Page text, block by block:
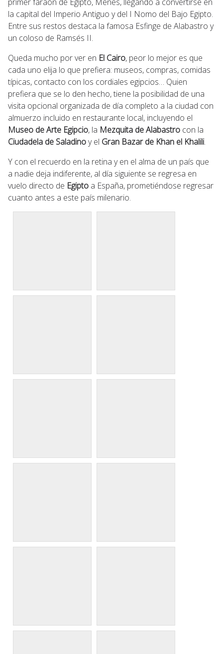
la capital del Imperio Antiguo y del I Nomo del Bajo Egipto.
Entre sus restos destaca la famosa Esfinge de Alabastro y
un coloso de Ramsés II.
Queda mucho por ver en El Cairo, peor lo mejor es que
cada uno elija lo que prefiera: museos, compras, comidas
típicas, contacto con los cordiales egipcios… Quien
prefiera que se lo den hecho, tiene la posibilidad de una
visita opcional organizada de día completo a la ciudad con
almuerzo incluido en restaurante local, incluyendo el
Museo de Arte Egipcio, la Mezquita de Alabastro con la
Ciudadela de Saladinoy el Gran Bazar de Khan el Khalili.
Y con el recuerdo en la retina y en el alma de un país que
a nadie deja indiferente, al día siguiente se regresa en
vuelo directo de Egipto a España, prometiéndose regresar
cuanto antes a este país milenario.